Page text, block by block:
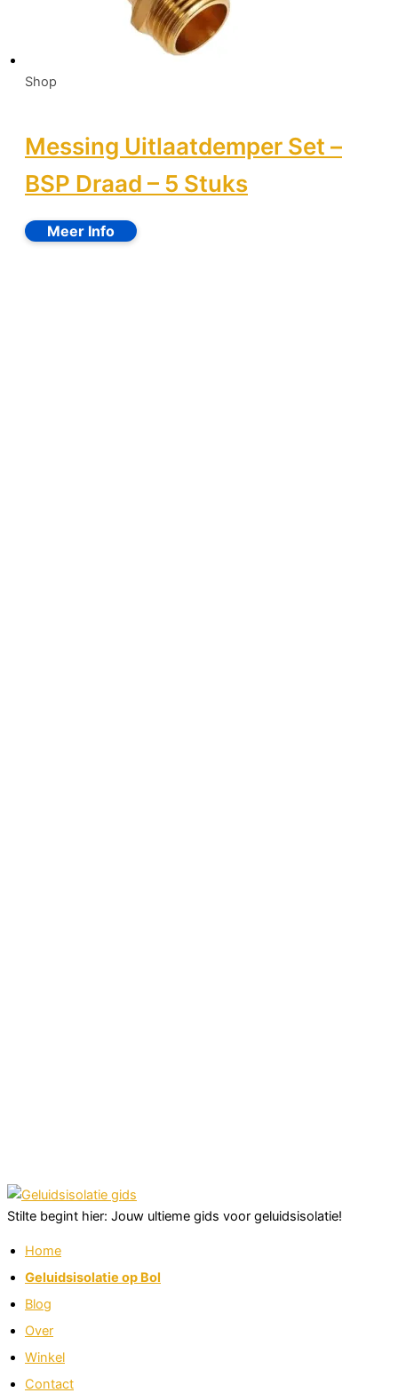
Shop
Messing Uitlaatdemper Set –
BSP Draad – 5 Stuks
Stilte begint hier: Jouw ultieme gids voor geluidsisolatie!
Home
Geluidsisolatie op Bol
Blog
Over
Winkel
Contact